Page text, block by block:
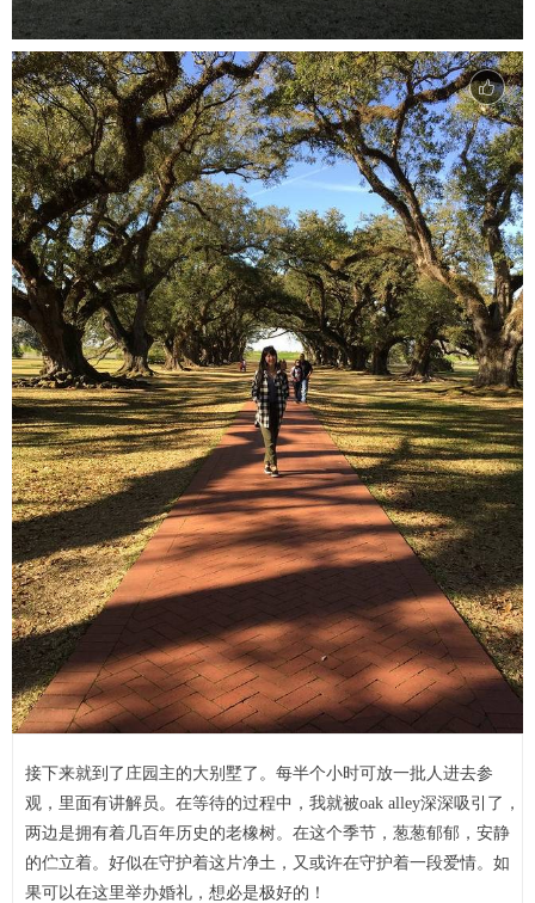
接下来就到了庄园主的大别墅了。每半个小时可放一批人进去参
观，里面有讲解员。在等待的过程中，我就被oak alley深深吸引了，
两边是拥有着几百年历史的老橡树。在这个季节，葱葱郁郁，安静
的伫立着。好似在守护着这片净土，又或许在守护着一段爱情。如
果可以在这里举办婚礼，想必是极好的！